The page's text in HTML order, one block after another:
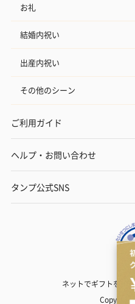
お礼
結婚内祝い
出産内祝い
その他のシーン
ご利用ガイド
ヘルプ・お問い合わせ
タンプ公式SNS
ネットでギフトを贈